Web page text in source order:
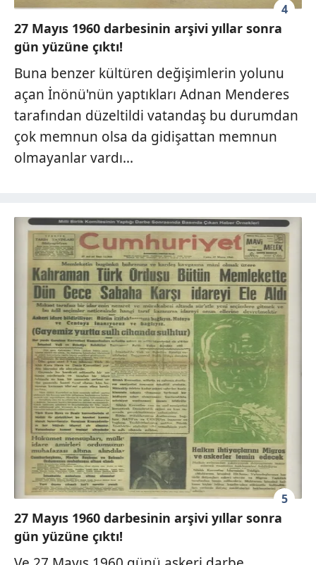
4
27 Mayıs 1960 darbesinin arşivi yıllar sonra
gün yüzüne çıktı!
Buna benzer kültüren değişimlerin yolunu
açan İnönü'nün yaptıkları Adnan Menderes
tarafından düzeltildi vatandaş bu durumdan
çok memnun olsa da gidişattan memnun
olmayanlar vardı...
5
27 Mayıs 1960 darbesinin arşivi yıllar sonra
gün yüzüne çıktı!